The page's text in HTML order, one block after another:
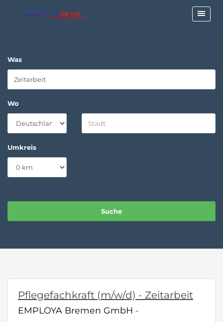
Was
Wo
Umkreis
Pflegefachkraft (m/w/d) - Zeitarbeit
EMPLOYA Bremen GmbH -